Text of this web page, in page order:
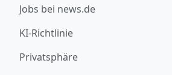
Jobs bei news.de
KI-Richtlinie
Privatsphäre